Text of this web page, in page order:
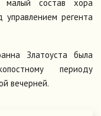
малый состав хора
управлением регента
Златоуста была
периоду
вечерней.